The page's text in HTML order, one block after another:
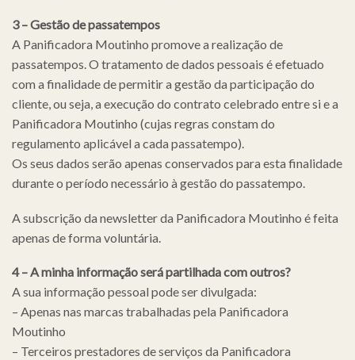
3 – Gestão de passatempos
A Panificadora Moutinho promove a realização de
passatempos. O tratamento de dados pessoais é efetuado
com a finalidade de permitir a gestão da participação do
cliente, ou seja, a execução do contrato celebrado entre si e a
Panificadora Moutinho (cujas regras constam do
regulamento aplicável a cada passatempo).
Os seus dados serão apenas conservados para esta finalidade
durante o período necessário à gestão do passatempo.
A subscrição da newsletter da Panificadora Moutinho é feita
apenas de forma voluntária.
4 – A minha informação será partilhada com outros?
A sua informação pessoal pode ser divulgada:
– Apenas nas marcas trabalhadas pela Panificadora
Moutinho
– Terceiros prestadores de serviços da Panificadora